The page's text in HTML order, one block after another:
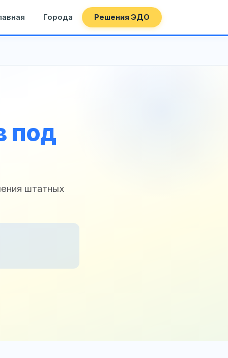
Города Решения ЭДО
под
штатных